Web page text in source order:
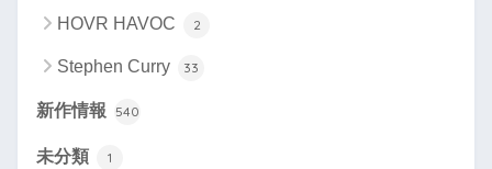
HOVR HAVOC 2
Stephen Curry 33
新作情報 540
未分類 1